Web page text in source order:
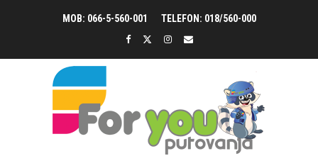
MOB: 066-5-560-001 TELEFON: 018/560-000